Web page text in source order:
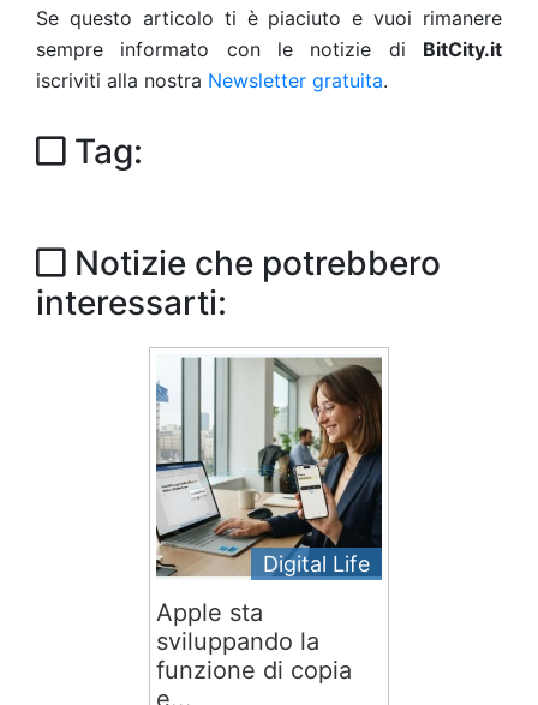
Se questo articolo ti è piaciuto e vuoi rimanere
sempre informato con le notizie di BitCity.it
iscriviti alla nostra Newsletter gratuita.
Tag:
Notizie che potrebbero
interessarti:
Digital Life
Apple sta
sviluppando la
funzione di copia
e...